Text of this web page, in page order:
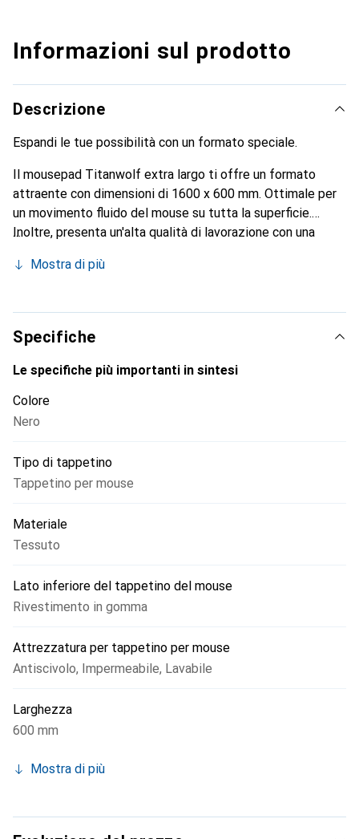
Informazioni sul prodotto
Descrizione
Espandi le tue possibilità con un formato speciale.
Il mousepad Titanwolf extra largo ti offre un formato
attraente con dimensioni di 1600 x 600 mm. Ottimale per
un movimento fluido del mouse su tutta la superficie.
Inoltre, presenta un'alta qualità di lavorazione con una
perfettamente i tuoi movimenti. I gamer appassionati così
vantaggio da un controllo del mouse preciso.
Mostra di più
Specifiche
Le specifiche più importanti in sintesi
Colore
Nero
Tipo di tappetino
Tappetino per mouse
Materiale
Tessuto
Lato inferiore del tappetino del mouse
Rivestimento in gomma
Attrezzatura per tappetino per mouse
Antiscivolo, Impermeabile, Lavabile
Larghezza
600 mm
Mostra di più